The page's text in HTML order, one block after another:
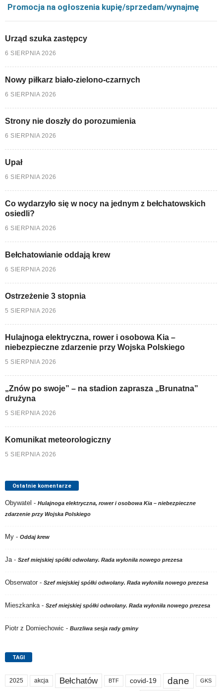
Promocja na ogłoszenia kupię/sprzedam/wynajmę
Urząd szuka zastępcy
6 SIERPNIA 2026
Nowy piłkarz biało-zielono-czarnych
6 SIERPNIA 2026
Strony nie doszły do porozumienia
6 SIERPNIA 2026
Upał
6 SIERPNIA 2026
Co wydarzyło się w nocy na jednym z bełchatowskich
osiedli?
6 SIERPNIA 2026
Bełchatowianie oddają krew
6 SIERPNIA 2026
Ostrzeżenie 3 stopnia
5 SIERPNIA 2026
Hulajnoga elektryczna, rower i osobowa Kia –
niebezpieczne zdarzenie przy Wojska Polskiego
5 SIERPNIA 2026
„Znów po swoje” – na stadion zaprasza „Brunatna”
drużyna
5 SIERPNIA 2026
Komunikat meteorologiczny
5 SIERPNIA 2026
Ostatnie komentarze
Obywatel - Hulajnoga elektryczna, rower i osobowa Kia – niebezpieczne
zdarzenie przy Wojska Polskiego
My - Oddaj krew
Ja - Szef miejskiej spółki odwołany. Rada wyłoniła nowego prezesa
Obserwator - Szef miejskiej spółki odwołany. Rada wyłoniła nowego prezesa
Mieszkanka - Szef miejskiej spółki odwołany. Rada wyłoniła nowego prezesa
Piotr z Domiechowic - Burzliwa sesja rady gminy
TAGI
2025 akcja Bełchatów BTF covid-19 dane GKS